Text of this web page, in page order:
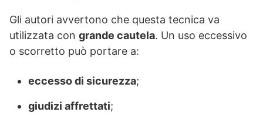
Gli autori avvertono che questa tecnica va
utilizzata con grande cautela. Un uso eccessivo
o scorretto può portare a:
eccesso di sicurezza;
giudizi affrettati;